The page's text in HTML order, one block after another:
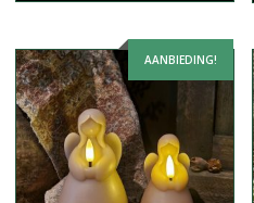
AANBIEDING!